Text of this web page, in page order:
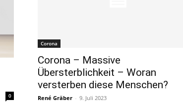
0
Corona
Corona – Massive
Übersterblichkeit – Woran
versterben diese Menschen?
René Gräber - 9. Juli 2023